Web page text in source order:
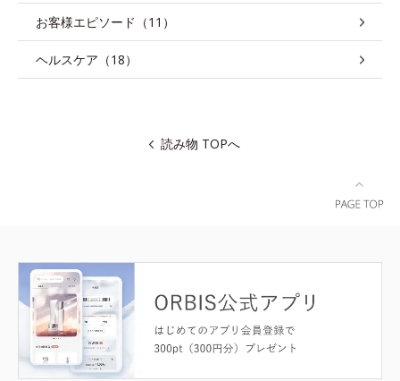
お客様エピソード（11）
ヘルスケア（18）
読み物 TOPへ